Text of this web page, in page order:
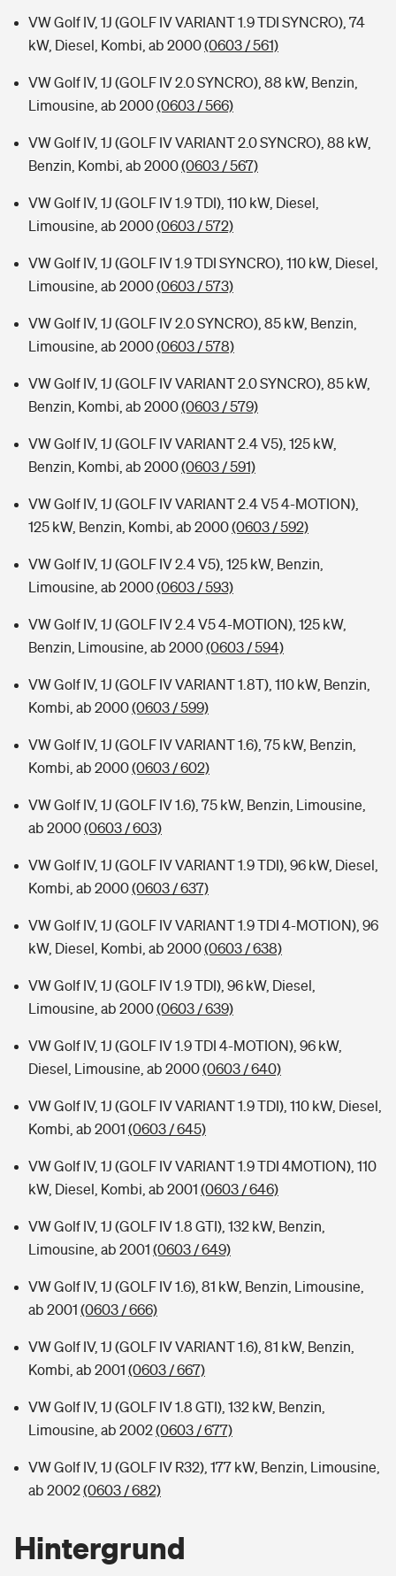
VW Golf IV, 1J (GOLF IV VARIANT 1.9 TDI SYNCRO), 74
kW, Diesel, Kombi, ab 2000(0603 / 561)
VW Golf IV, 1J (GOLF IV 2.0 SYNCRO), 88 kW, Benzin,
Limousine, ab 2000(0603 / 566)
VW Golf IV, 1J (GOLF IV VARIANT 2.0 SYNCRO), 88 kW,
Benzin, Kombi, ab 2000(0603 / 567)
VW Golf IV, 1J (GOLF IV 1.9 TDI), 110 kW, Diesel,
Limousine, ab 2000(0603 / 572)
VW Golf IV, 1J (GOLF IV 1.9 TDI SYNCRO), 110 kW, Diesel,
Limousine, ab 2000(0603 / 573)
VW Golf IV, 1J (GOLF IV 2.0 SYNCRO), 85 kW, Benzin,
Limousine, ab 2000(0603 / 578)
VW Golf IV, 1J (GOLF IV VARIANT 2.0 SYNCRO), 85 kW,
Benzin, Kombi, ab 2000(0603 / 579)
VW Golf IV, 1J (GOLF IV VARIANT 2.4 V5), 125 kW,
Benzin, Kombi, ab 2000(0603 / 591)
VW Golf IV, 1J (GOLF IV VARIANT 2.4 V5 4-MOTION),
125 kW, Benzin, Kombi, ab 2000(0603 / 592)
VW Golf IV, 1J (GOLF IV 2.4 V5), 125 kW, Benzin,
Limousine, ab 2000(0603 / 593)
VW Golf IV, 1J (GOLF IV 2.4 V5 4-MOTION), 125 kW,
Benzin, Limousine, ab 2000(0603 / 594)
VW Golf IV, 1J (GOLF IV VARIANT 1.8T), 110 kW, Benzin,
Kombi, ab 2000(0603 / 599)
VW Golf IV, 1J (GOLF IV VARIANT 1.6), 75 kW, Benzin,
Kombi, ab 2000(0603 / 602)
VW Golf IV, 1J (GOLF IV 1.6), 75 kW, Benzin, Limousine,
ab 2000(0603 / 603)
VW Golf IV, 1J (GOLF IV VARIANT 1.9 TDI), 96 kW, Diesel,
Kombi, ab 2000(0603 / 637)
VW Golf IV, 1J (GOLF IV VARIANT 1.9 TDI 4-MOTION), 96
kW, Diesel, Kombi, ab 2000(0603 / 638)
VW Golf IV, 1J (GOLF IV 1.9 TDI), 96 kW, Diesel,
Limousine, ab 2000(0603 / 639)
VW Golf IV, 1J (GOLF IV 1.9 TDI 4-MOTION), 96 kW,
Diesel, Limousine, ab 2000(0603 / 640)
VW Golf IV, 1J (GOLF IV VARIANT 1.9 TDI), 110 kW, Diesel,
Kombi, ab 2001 (0603 / 645)
VW Golf IV, 1J (GOLF IV VARIANT 1.9 TDI 4MOTION), 110
kW, Diesel, Kombi, ab 2001 (0603 / 646)
VW Golf IV, 1J (GOLF IV 1.8 GTI), 132 kW, Benzin,
Limousine, ab 2001 (0603 / 649)
VW Golf IV, 1J (GOLF IV 1.6), 81 kW, Benzin, Limousine,
ab 2001 (0603 / 666)
VW Golf IV, 1J (GOLF IV VARIANT 1.6), 81 kW, Benzin,
Kombi, ab 2001 (0603 / 667)
VW Golf IV, 1J (GOLF IV 1.8 GTI), 132 kW, Benzin,
Limousine, ab 2002(0603 / 677)
VW Golf IV, 1J (GOLF IV R32), 177 kW, Benzin, Limousine,
ab 2002(0603 / 682)
Hintergrund